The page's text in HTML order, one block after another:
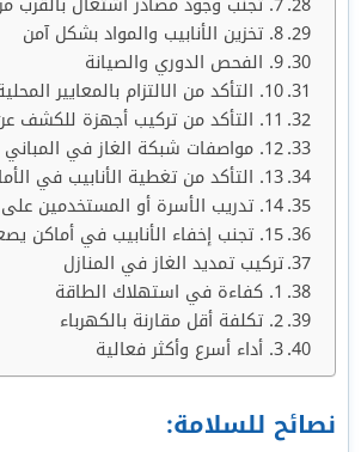
8. تخزين الأنابيب والمواد بشكل آمن
9. الفحص الدوري والصيانة
10. التأكد من الالتزام بالمعايير المحلية والدولية
11. التأكد من تركيب أجهزة للكشف عن تسرب الغاز
12. مواصفات شبكة الغاز في المباني متعددة الطوابق
13. التأكد من تغطية الأنابيب في الأماكن المكشوفة
14. تدريب الأسرة أو المستخدمين على السلامة
15. تجنب إخفاء الأنابيب في أماكن يصعب الوصول إليها
تركيب تمديد الغاز في المنازل
1. كفاءة في استهلاك الطاقة
2. تكلفة أقل مقارنة بالكهرباء
3. أداء أسرع وأكثر فعالية
نصائح للسلامة: